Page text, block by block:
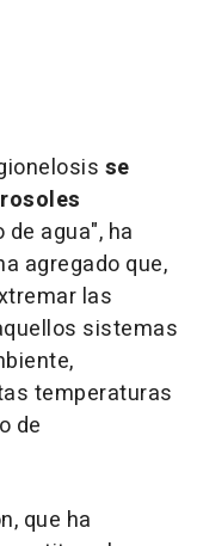
se
agua", ha
agregado que,
las
sistemas
temperaturas
de
que ha